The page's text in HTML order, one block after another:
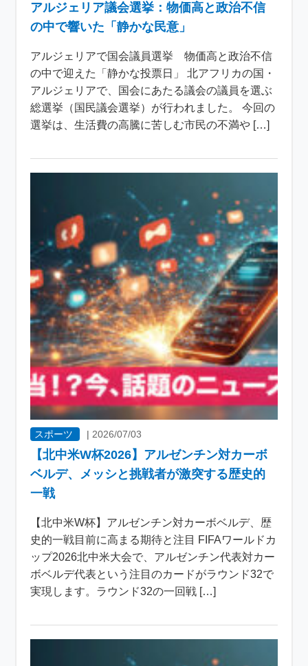
アルジェリア議会選挙：物価高と政治不信
の中で響いた「静かな民意」
アルジェリアで国会議員選挙 物価高と政治不信
の中で迎えた「静かな投票日」 北アフリカの国・
アルジェリアで、国会にあたる議会の議員を選ぶ
総選挙（国民議会選挙）が行われました。 今回の
選挙は、生活費の高騰に苦しむ市民の不満や […]
スポーツ | 2026/07/03
【北中米W杯2026】アルゼンチン対カーボ
ベルデ、メッシと挑戦者が激突する歴史的
一戦
【北中米W杯】アルゼンチン対カーボベルデ、歴
史的一戦目前に高まる期待と注目 FIFAワールドカ
ップ2026北中米大会で、アルゼンチン代表対カー
ボベルデ代表という注目のカードがラウンド32で
実現します。ラウンド32の一回戦 […]